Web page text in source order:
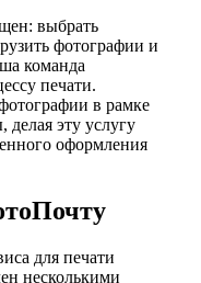
выбрать
фотографии и
команда
печати.
в рамке
эту услугу
оформления
для печати
несколькими